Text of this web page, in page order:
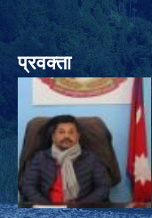
प्रवक्ता